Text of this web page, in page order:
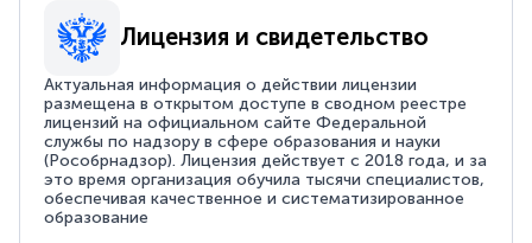
Лицензия и свидетельство
Актуальная информация о действии лицензии
размещена в открытом доступе в сводном реестре
лицензий на официальном сайте Федеральной
службы по надзору в сфере образования и науки
(Рособрнадзор). Лицензия действует с 2018 года, и за
это время организация обучила тысячи специалистов,
обеспечивая качественное и систематизированное
образование